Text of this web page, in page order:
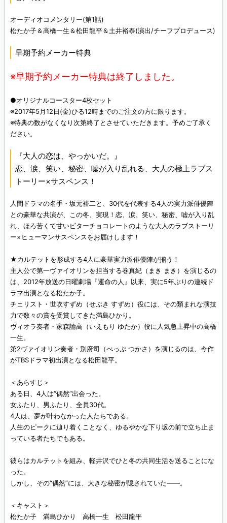
オーディオコメンタリー(第1話)
松たか子＆高橋一生＆松田龍平＆土井裕泰(演出/チーフプロデュース)
早期予約メーカー特典
※早期予約メーカー特典は終了しました。
●オリジナルコースター4枚セット
※2017年5月12日(金)ひる12時までのご注文の方に限ります。
※特典の数がなくなり次第終了とさせていただきます。予めご了承く
ださい。
『大人の恋は、やっかいだ。』
恋、涙、笑い、秘密、嘘が入り乱れる、大人の極上ラブス
トーリー×サスペンス！
人間ドラマの名手・坂元裕二と、30代を代表する4人の実力派俳優陣
との豪華な共演が、この冬、実現！恋、涙、笑い、秘密、嘘が入り乱
れ、ほろ苦くて甘いビターチョコレートのような大人のラブストーリ
ー×ヒューマンサスペンスをお届けします！
★カルテットを形成する4人に豪華実力派俳優陣が揃う！
主人公で第一ヴァイオリンを担当する巻真紀（まき まき）を演じるの
は、2012年放送の日曜劇場『運命の人』以来、実に5年ぶりの連続ド
ラマ出演となる松たか子。
チェリスト・世吹すずめ（せぶき すずめ）役には、その類まれな演技
力で数々の賞を受賞してきた満島ひかり。
ヴィオラ奏者・家森諭高（いえもり ゆたか）役に人気急上昇中の高橋
一生。
第2ヴァイオリン奏者・別府司（べっぷ つかさ）を演じるのは、今作
がTBSドラマ初出演となる松田龍平。
＜あらすじ＞
ある日、4人は“偶然”出会った。
女ふたり、男ふたり、全員30代。
4人は、夢が叶わなかった人たちである。
人生のピークに辿り着くことなく、ゆるやかな下り坂の前で立ち止ま
っている者たちでもある。
彼らはカルテットを組み、軽井沢でひと冬の共同生活を送ることにな
った。
しかし、その“偶然”には、大きな秘密が隠されていた――。
＜キャスト＞
松たか子 満島ひかり 高橋一生 松田龍平